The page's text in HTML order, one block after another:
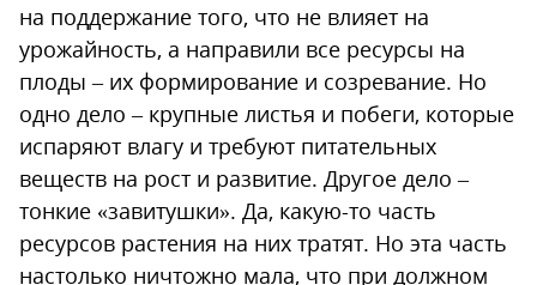
на поддержание того, что не влияет на
урожайность, а направили все ресурсы на
плоды – их формирование и созревание. Но
одно дело – крупные листья и побеги, которые
испаряют влагу и требуют питательных
веществ на рост и развитие. Другое дело –
тонкие «завитушки». Да, какую-то часть
ресурсов растения на них тратят. Но эта часть
настолько ничтожно мала, что при должном